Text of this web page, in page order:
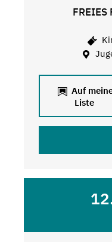
FREIES
Auf
Liste